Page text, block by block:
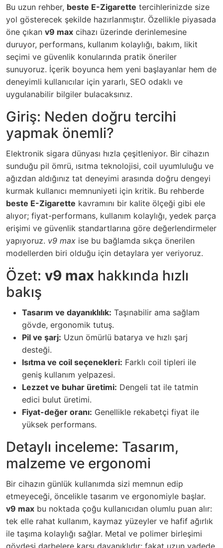
Bu uzun rehber, beste E-Zigarette tercihlerinizde size
yol gösterecek şekilde hazırlanmıştır. Özellikle piyasada
öne çıkan v9 max cihazı üzerinde derinlemesine
duruyor, performans, kullanım kolaylığı, bakım, likit
seçimi ve güvenlik konularında pratik öneriler
sunuyoruz. İçerik boyunca hem yeni başlayanlar hem de
deneyimli kullanıcılar için yararlı, SEO odaklı ve
uygulanabilir bilgiler bulacaksınız.
Giriş: Neden doğru tercihi
yapmak önemli?
Elektronik sigara dünyası hızla çeşitleniyor. Bir cihazın
sunduğu pil ömrü, ısıtma teknolojisi, coil uyumluluğu ve
ağızdan aldığınız tat deneyimi arasında doğru dengeyi
kurmak kullanıcı memnuniyeti için kritik. Bu rehberde
beste E-Zigarette kavramını bir kalite ölçeği gibi ele
alıyor; fiyat-performans, kullanım kolaylığı, yedek parça
erişimi ve güvenlik standartlarına göre değerlendirmeler
yapıyoruz. v9 max ise bu bağlamda sıkça önerilen
modellerden biri olduğu için detaylara yer veriyoruz.
Özet: v9 max hakkında hızlı
bakış
Tasarım ve dayanıklılık: Taşınabilir ama sağlam
gövde, ergonomik tutuş.
Pil ve şarj: Uzun ömürlü batarya ve hızlı şarj
desteği.
Isıtma ve coil seçenekleri: Farklı coil tipleri ile
geniş kullanım yelpazesi.
Lezzet ve buhar üretimi: Dengeli tat ile tatmin
edici bulut üretimi.
Fiyat-değer oranı: Genellikle rekabetçi fiyat ile
yüksek performans.
Detaylı inceleme: Tasarım,
malzeme ve ergonomi
Bir cihazın günlük kullanımda sizi memnun edip
etmeyeceği, öncelikle tasarım ve ergonomiyle başlar.
v9 max bu noktada çoğu kullanıcıdan olumlu puan alır:
tek elle rahat kullanım, kaymaz yüzeyler ve hafif ağırlık
ile taşıma kolaylığı sağlar. Metal ve polimer birleşimi